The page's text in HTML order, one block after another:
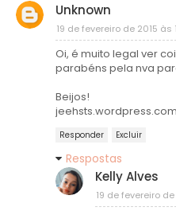
Unknown
19 de fevereiro de 2015 às
Oi, é muito legal ver
parabéns pela nva
Beijos!
jeehsts.wordpress.com
Responder Excluir
Respostas
Kelly Alves
19 de fevereiro de